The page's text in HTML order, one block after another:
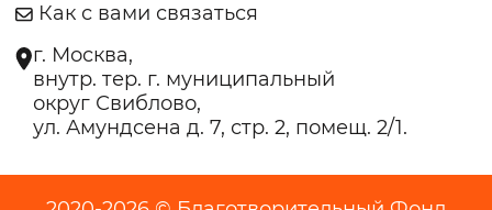
Как с вами связаться
г. Москва,
внутр. тер. г. муниципальный
округ Свиблово,
ул. Амундсена д. 7, стр. 2, помещ. 2/1.